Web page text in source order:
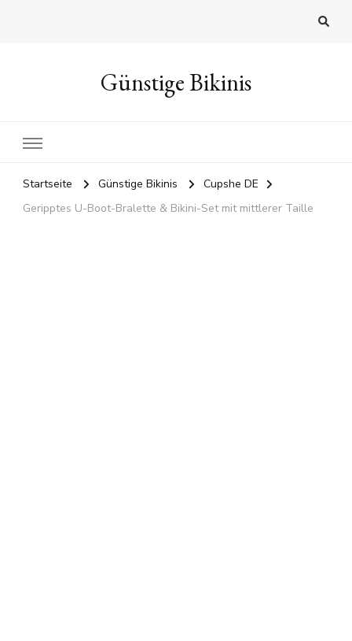
Günstige Bikinis
Startseite Günstige Bikinis
Cupshe DE
Geripptes U-Boot-Bralette & Bikini-Set mit mittlerer Taille